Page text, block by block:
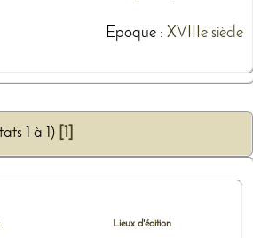
Epoque : XVIIIe siècle
1 à 1)
Lieux d'édition